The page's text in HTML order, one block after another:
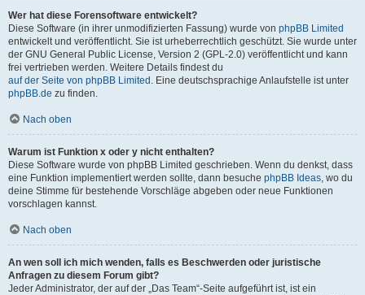
Wer hat diese Forensoftware entwickelt?
Diese Software (in ihrer unmodifizierten Fassung) wurde von phpBB Limited
entwickelt und veröffentlicht. Sie ist urheberrechtlich geschützt. Sie wurde unter
der GNU General Public License, Version 2 (GPL-2.0) veröffentlicht und kann
frei vertrieben werden. Weitere Details findest du
auf der Seite von phpBB Limited . Eine deutschsprachige Anlaufstelle ist unter
phpBB.de zu finden.
Nach oben
Warum ist Funktion x oder y nicht enthalten?
Diese Software wurde von phpBB Limited geschrieben. Wenn du denkst, dass
eine Funktion implementiert werden sollte, dann besuche phpBB Ideas, wo du
deine Stimme für bestehende Vorschläge abgeben oder neue Funktionen
vorschlagen kannst.
Nach oben
An wen soll ich mich wenden, falls es Beschwerden oder juristische
Anfragen zu diesem Forum gibt?
Jeder Administrator, der auf der „Das Team“-Seite aufgeführt ist, ist ein